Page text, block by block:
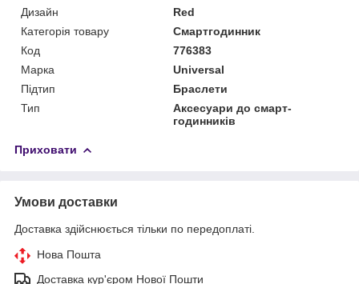
Дизайн
Red
Категорія товару
Смартгодинник
Код
776383
Марка
Universal
Підтип
Браслети
Тип
Аксесуари до смарт-
годинників
Приховати
Умови доставки
Доставка здійснюється тільки по передоплаті.
Нова Пошта
Доставка кур'єром Нової Пошти